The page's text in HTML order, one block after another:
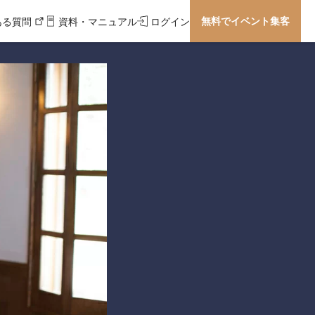
質問 資料・マニュアル ログイン 無料でイベント集客